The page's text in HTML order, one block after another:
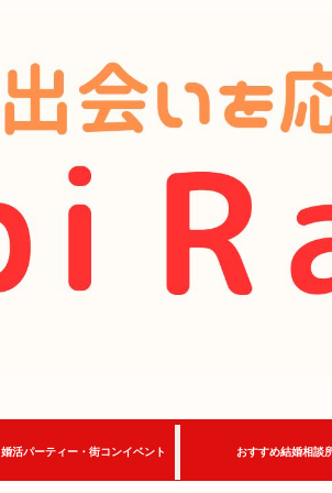
婚活パーティー・街コンイベント おすすめ結婚相談